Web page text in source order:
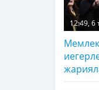
12:49, 6